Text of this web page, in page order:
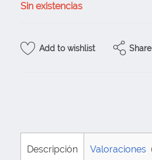
Sin existencias
Add to wishlist Share
Descripción Valoraciones